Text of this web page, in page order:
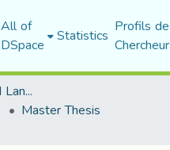
All of
DSpace Statistics Profils
Faculty of Letters and Languages
Master Thesis